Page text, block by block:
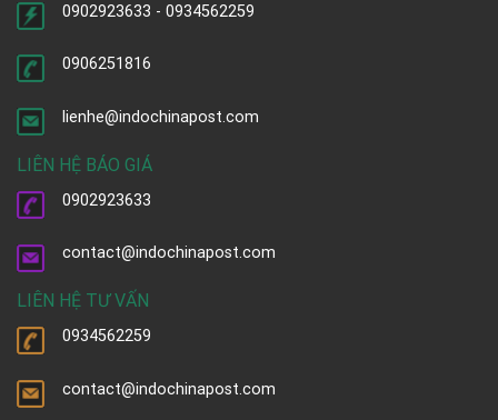
0902923633 - 0934562259
0906251816
lienhe@indochinapost.com
LIÊN HỆ BÁO GIÁ
0902923633
contact@indochinapost.com
LIÊN HỆ TƯ VẤN
0934562259
contact@indochinapost.com